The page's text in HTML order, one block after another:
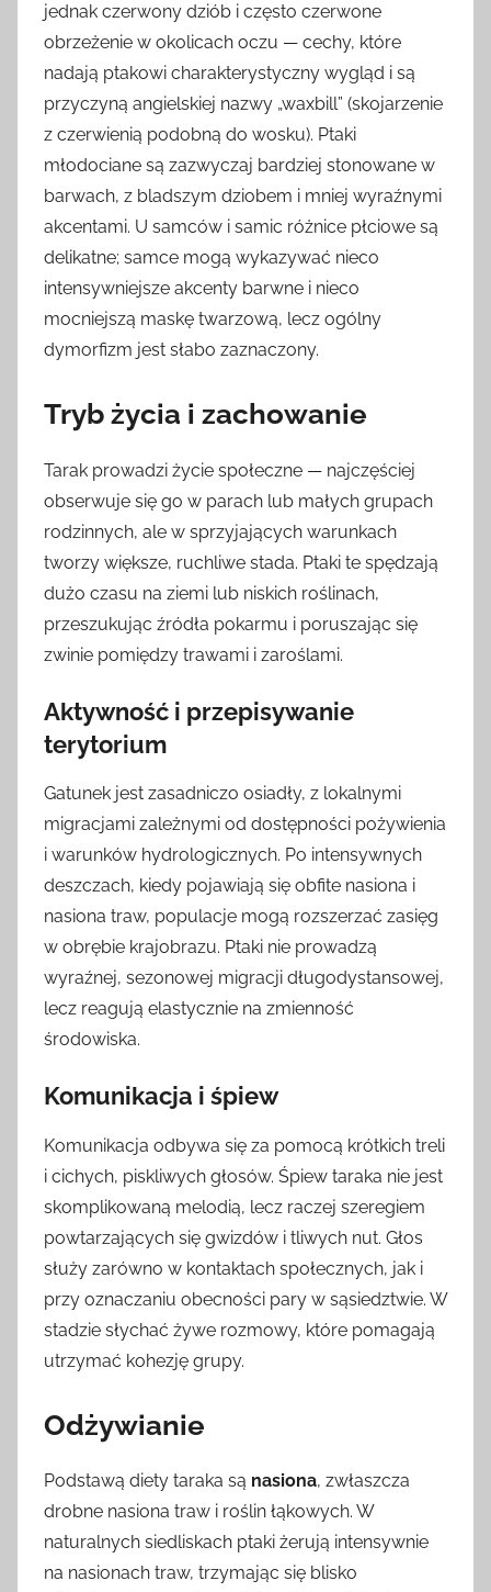
jednak czerwony dziób i często czerwone
obrzeżenie w okolicach oczu — cechy, które
nadają ptakowi charakterystyczny wygląd i są
przyczyną angielskiej nazwy „waxbill” (skojarzenie
z czerwienią podobną do wosku). Ptaki
młodociane są zazwyczaj bardziej stonowane w
barwach, z bladszym dziobem i mniej wyraźnymi
akcentami. U samców i samic różnice płciowe są
delikatne; samce mogą wykazywać nieco
intensywniejsze akcenty barwne i nieco
mocniejszą maskę twarzową, lecz ogólny
dymorfizm jest słabo zaznaczony.
Tryb życia i zachowanie
Tarak prowadzi życie społeczne — najczęściej
obserwuje się go w parach lub małych grupach
rodzinnych, ale w sprzyjających warunkach
tworzy większe, ruchliwe stada. Ptaki te spędzają
dużo czasu na ziemi lub niskich roślinach,
przeszukując źródła pokarmu i poruszając się
zwinie pomiędzy trawami i zaroślami.
Aktywność i przepisywanie
terytorium
Gatunek jest zasadniczo osiadły, z lokalnymi
migracjami zależnymi od dostępności pożywienia
i warunków hydrologicznych. Po intensywnych
deszczach, kiedy pojawiają się obfite nasiona i
nasiona traw, populacje mogą rozszerzać zasięg
w obrębie krajobrazu. Ptaki nie prowadzą
wyraźnej, sezonowej migracji długodystansowej,
lecz reagują elastycznie na zmienność
środowiska.
Komunikacja i śpiew
Komunikacja odbywa się za pomocą krótkich treli
i cichych, piskliwych głosów. Śpiew taraka nie jest
skomplikowaną melodią, lecz raczej szeregiem
powtarzających się gwizdów i tliwych nut. Głos
służy zarówno w kontaktach społecznych, jak i
przy oznaczaniu obecności pary w sąsiedztwie. W
stadzie słychać żywe rozmowy, które pomagają
utrzymać kohezję grupy.
Odżywianie
Podstawą diety taraka są nasiona, zwłaszcza
drobne nasiona traw i roślin łąkowych. W
naturalnych siedliskach ptaki żerują intensywnie
na nasionach traw, trzymając się blisko